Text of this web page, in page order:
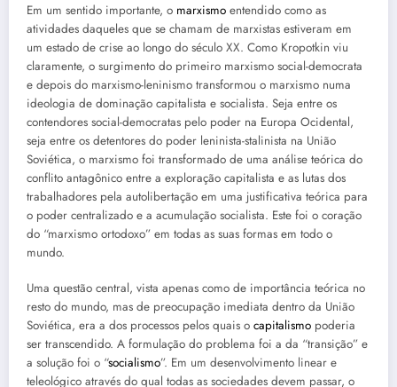
Em um sentido importante, o marxismo entendido como as
atividades daqueles que se chamam de marxistas estiveram em
um estado de crise ao longo do século XX. Como Kropotkin viu
claramente, o surgimento do primeiro marxismo social-democrata
e depois do marxismo-leninismo transformou o marxismo numa
ideologia de dominação capitalista e socialista. Seja entre os
contendores social-democratas pelo poder na Europa Ocidental,
seja entre os detentores do poder leninista-stalinista na União
Soviética, o marxismo foi transformado de uma análise teórica do
conflito antagônico entre a exploração capitalista e as lutas dos
trabalhadores pela autolibertação em uma justificativa teórica para
o poder centralizado e a acumulação socialista. Este foi o coração
do “marxismo ortodoxo” em todas as suas formas em todo o
mundo.
Uma questão central, vista apenas como de importância teórica no
resto do mundo, mas de preocupação imediata dentro da União
Soviética, era a dos processos pelos quais o capitalismo poderia
ser transcendido. A formulação do problema foi a da “transição” e
a solução foi o “socialismo”. Em um desenvolvimento linear e
teleológico através do qual todas as sociedades devem passar, o